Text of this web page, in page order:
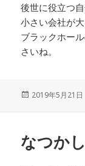
後世に役立つ
小さい会社が
ブラックホー
さいね。
投
2019年5月21日
なつか